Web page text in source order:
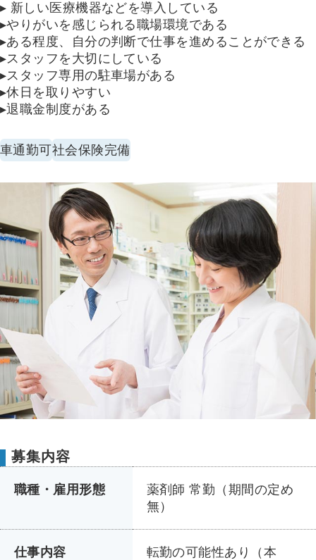
▸ 新しい医療機器などを導入している
▸やりがいを感じられる職場環境である
▸ある程度、自分の判断で仕事を進めることができる
▸スタッフを大切にしている
▸スタッフ専用の駐車場がある
▸休日を取りやすい
▸退職金制度がある
車通勤可社会保険完備
募集内容
職種・雇用形態
薬剤師 常勤（期間の定め
無）
仕事内容
転勤の可能性あり（本